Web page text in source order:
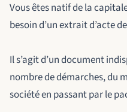
Vous êtes natif de la
besoin d’un extrait d’acte
Il s’agit d’un document
nombre de démarches, du
société en passant par le